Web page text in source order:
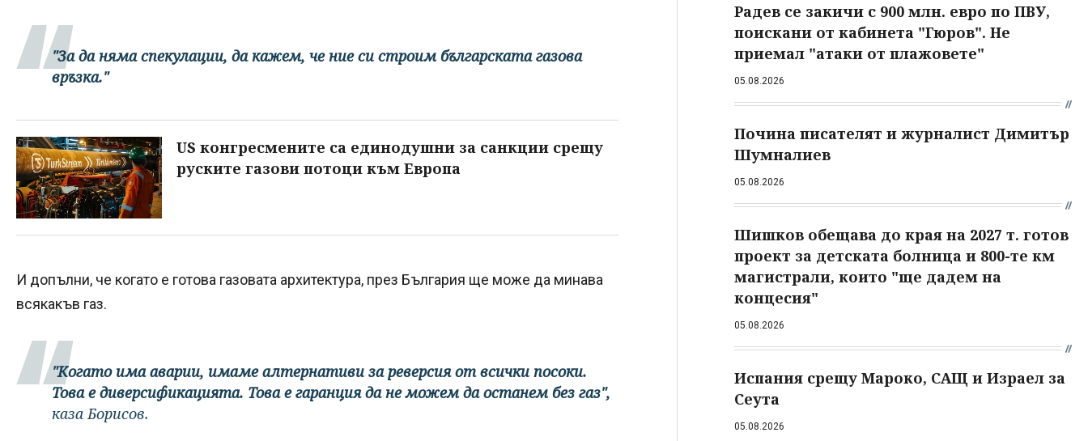
"За да няма спекулации, да кажем, че ние си строим българската газова
връзка."
US конгресмените са единодушни за санкции срещу
руските газови потоци към Европа
И допълни, че когато е готова газовата архитектура, през България ще може да минава
всякакъв газ.
"Когато има аварии, имаме алтернативи за реверсия от всички посоки.
Това е диверсификацията. Това е гаранция да не можем да останем без газ",
каза Борисов.
Радев се закичи с 900 млн. евро по ПВУ,
поискани от кабинета "Гюров". Не
приемал "атаки от плажовете"
05.08.2026
Почина писателят и журналист Димитър
Шумналиев
05.08.2026
Шишков обещава до края на 2027 т. готов
проект за детската болница и 800-те км
магистрали, които "ще дадем на
концесия"
05.08.2026
Испания срещу Мароко, САЩ и Израел за
Сеута
05.08.2026